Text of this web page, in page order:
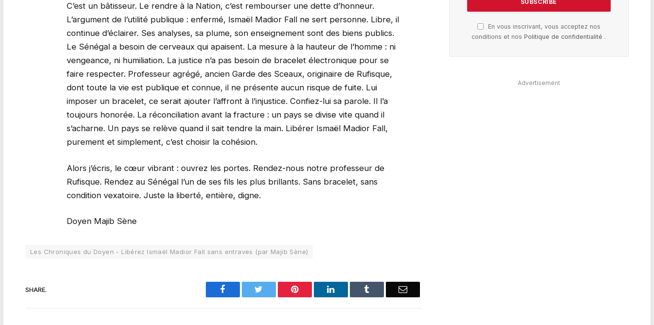
C’est un bâtisseur. Le rendre à la Nation, c’est rembourser une dette d’honneur.
L’argument de l’utilité publique : enfermé, Ismaël Madior Fall ne sert personne. Libre, il
continue d’éclairer. Ses analyses, sa plume, son enseignement sont des biens publics.
Le Sénégal a besoin de cerveaux qui apaisent. La mesure à la hauteur de l’homme : ni
vengeance, ni humiliation. La justice n’a pas besoin de bracelet électronique pour se
faire respecter. Professeur agrégé, ancien Garde des Sceaux, originaire de Rufisque,
dont toute la vie est publique et connue, il ne présente aucun risque de fuite. Lui
imposer un bracelet, ce serait ajouter l’affront à l’injustice. Confiez-lui sa parole. Il l’a
toujours honorée. La réconciliation avant la fracture : un pays se divise vite quand il
s’acharne. Un pays se relève quand il sait tendre la main. Libérer Ismaël Madior Fall,
purement et simplement, c’est choisir la cohésion.
Alors j’écris, le cœur vibrant : ouvrez les portes. Rendez-nous notre professeur de
Rufisque. Rendez au Sénégal l’un de ses fils les plus brillants. Sans bracelet, sans
condition vexatoire. Juste la liberté, entière, digne.
Doyen Majib Sène
Les Chroniques du Doyen - Libérez Ismaël Madior Fall sans entraves (par Majib Sène)
SHARE. Facebook Pinterest LinkedIn Email
En vous inscrivant, vous acceptez nos
conditions et nosPolitique de confidentialité .
Advertisement